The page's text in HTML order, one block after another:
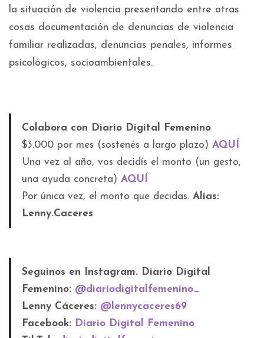
la situación de violencia presentando entre otras
cosas documentación de denuncias de violencia
familiar realizadas, denuncias penales, informes
psicológicos, socioambientales.
Colabora con Diario Digital Femenino
$3.000 por mes (sostenés a largo plazo) AQUÍ
Una vez al año, vos decidís el monto (un gesto,
una ayuda concreta) AQUÍ
Por única vez, el monto que decidas. Alias:
Lenny.Caceres
Seguinos en Instagram. Diario Digital
Femenino: @diariodigitalfemenino_
Lenny Cáceres: @lennycaceres69
Facebook: Diario Digital Femenino